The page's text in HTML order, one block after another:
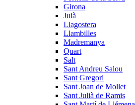
Girona
Juià
Llagostera
Llambilles
Madremanya
Quart
Salt
Sant Andreu Salou
Sant Gregori
Sant Joan de Mollet
Sant Julià de Ramis